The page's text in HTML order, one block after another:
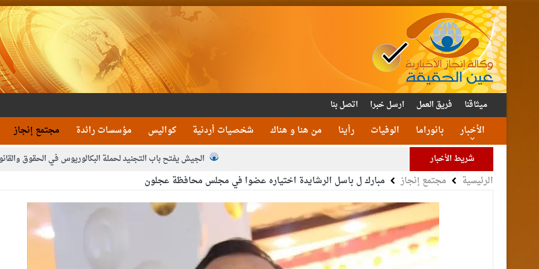
ميثاقنا فريق العمل ارسل خبرا اتصل بنا
الأخبار بانوراما الوفيات رأينا من هنا و هناك شخصيات أردنية كواليس مؤسسات رائدة مجتمع إنجاز
شريط الأخبار
الجيش يفتح باب التجنيد لحملة البكالوريوس في الحقوق
الأمن يتلف 16 مليون حبة كبتاجون و1480 كغم مواد مخدرة
القاضي يلتقي رؤساء تحرير الصحف اليومية ويؤكد حرص مجلس النواب على شراكة فاعلة
الملك يلتقي مجموعة من رفاق السلاح
الملك يتلقى اتصالا هاتفيا من العاهل البحريني
الرئيسية مجتمع إنجاز مبارك ل باسل الرشايدة اختياره عضوا في مجلس محافظة عجلون